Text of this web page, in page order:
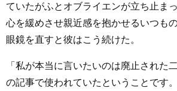
ていたがふとオブライエンが立ち止ま
心を緩めさせ親近感を抱かせるいつも
眼鏡を直すと彼はこう続けた。
「私が本当に言いたいのは廃止された
の記事で使われていたということです